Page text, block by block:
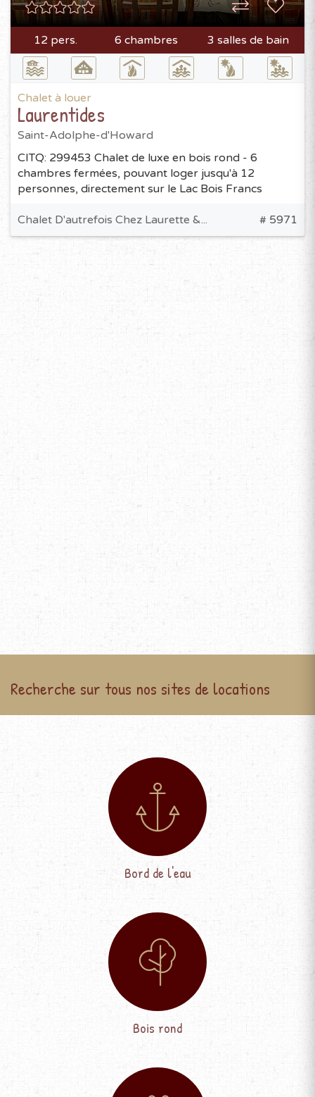
12 pers. 6 chambres 3 salles de bain
Chalet à louer
Laurentides
Saint-Adolphe-d'Howard
CITQ: 299453 Chalet de luxe en bois rond - 6
chambres fermées, pouvant loger jusqu'à 12
personnes, directement sur le Lac Bois Francs
Chalet D'autrefois Chez Laurette &... # 5971
Recherche sur tous nos sites de locations
Bord de l'eau
Bois rond